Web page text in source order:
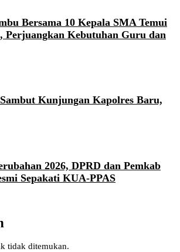
Bersama 10 Kepala SMA Temui
Perjuangkan Kebutuhan Guru dan
Kunjungan Kapolres Baru,
2026, DPRD dan Pemkab
Sepakati KUA-PPAS
tidak ditemukan.